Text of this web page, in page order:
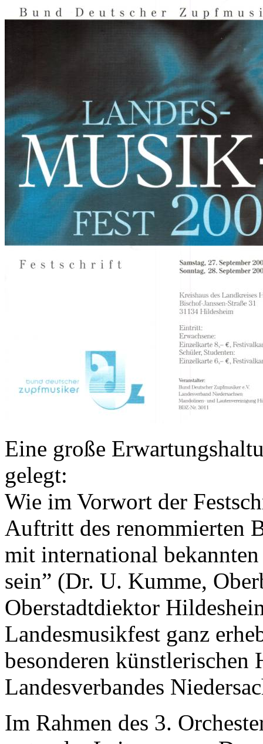
Eine große
gelegt:
Wie im Vorwort der
Auftritt des renommierten
mit international
sein” (Dr. U. Kumme,
Oberstadtdiektor
Landesmusikfest ganz
besonderen künstlerischen
Landesverbandes
Im Rahmen des 3.